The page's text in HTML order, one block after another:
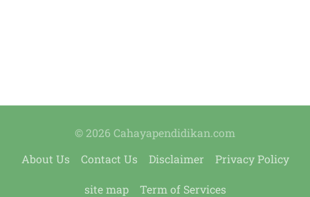
© 2026 Cahayapendidikan.com
About Us
Contact Us Disclaimer Privacy Policy
site map Term of Services